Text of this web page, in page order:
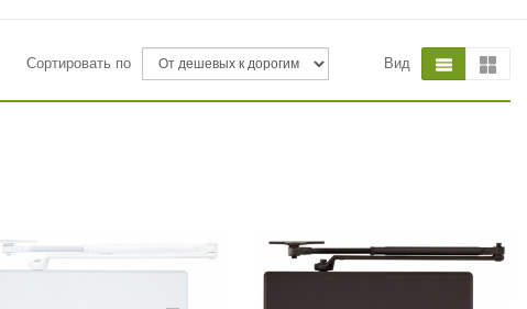
Сортировать по Вид